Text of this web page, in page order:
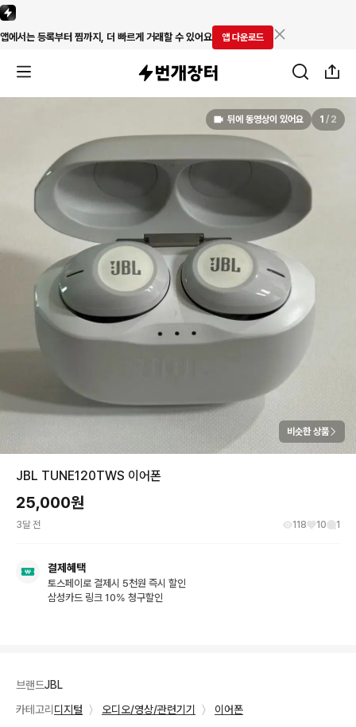
앱에서는 등록부터 찜까지, 더 빠르게 거래할 수 있어요 앱 다운로드
뒤에 동영상이 있어요 1 / 2
비슷한 상품
JBL TUNE120TWS 이어폰
25,000원
3달 전 118 10 1
결제혜택
토스페이로 결제시 5천원 즉시 할인
삼성카드 링크 10% 청구할인
브랜드JBL
카테고리 디지털 〉 오디오/영상/관련기기 〉
이어폰